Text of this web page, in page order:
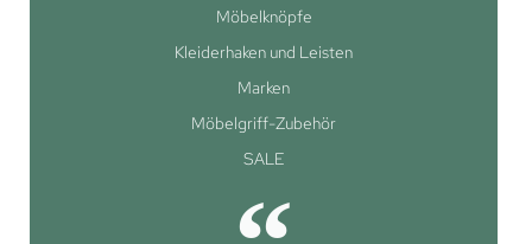
Möbelknöpfe
Kleiderhaken und Leisten
Marken
Möbelgriff-Zubehör
SALE